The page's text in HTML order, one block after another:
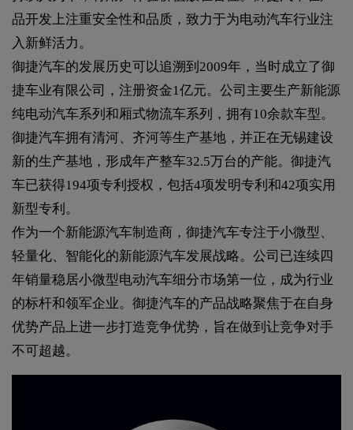
品开发上注重安全性和品质，致力于为电动汽车行业注
入新鲜活力。
御捷汽车的发展历史可以追溯到2009年，当时成立了御
捷车业有限公司，注册资金1亿元。公司主要生产新能源
纯电动汽车系列和厢式物流车系列，拥有10余款车型。
御捷汽车拥有清河、齐河等生产基地，并正在无锡建设
新的生产基地，形成年产整车32.5万台的产能。御捷汽
车已获得194项专利授权，包括4项发明专利和42项实用
新型专利。
作为一个新能源汽车制造商，御捷汽车专注于小微型、
轻量化、智能化的新能源汽车发展战略。公司已连续四
年销量稳居小微型电动汽车细分市场第一位，成为行业
的标杆和领军企业。御捷汽车的产品战略聚焦于在自身
优势产品上进一步打造竞争优势，旨在做到让竞争对手
不可超越。